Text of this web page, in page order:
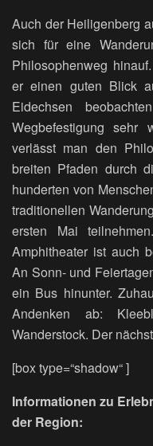
Auch der Heiligenberg
sich für eine
Philosophenweg
er einen guten Blick
Eidechsen
Wegbefestigung sehr
verlässt man den
breiten Pfaden durch
hunderten von
traditionellen
ersten Mai
Amphitheater ist auch
An Sonn- und
ein Bus hinunter.
Andenken ab:
Wanderstock. Der
[box type=“shadow“ ]
Informationen zu
der Region: